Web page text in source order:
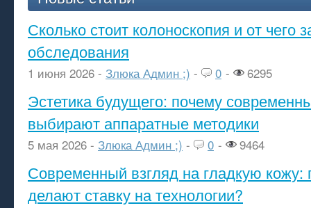
Сколько стоит колоноскопия и от чего
обследования
1 июня 2026 - Злюка Админ ;) - 0 - 6295
Эстетика будущего: почему
выбирают аппаратные методики
5 мая 2026 - Злюка Админ ;) - 0 - 9464
Современный взгляд на гладкую кожу:
делают ставку на технологии?